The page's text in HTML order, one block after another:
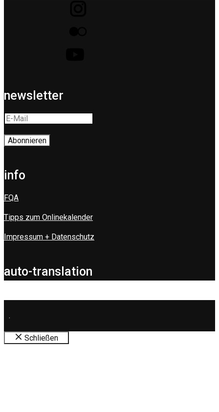
newsletter
info
FQA
Tipps zum Onlinekalender
Impressum + Datenschutz
auto-translation
.
Schließen